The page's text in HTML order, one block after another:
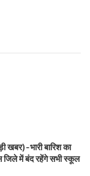
खबर)-भारी बारिश का
में बंद रहेंगे सभी स्कूल